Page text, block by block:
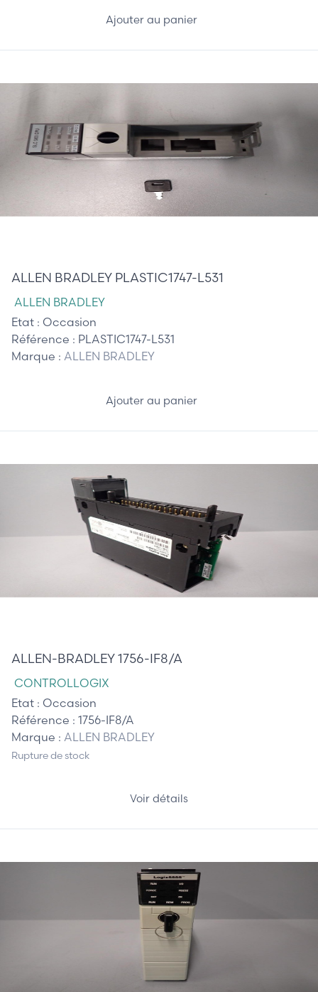
Ajouter au panier
ALLEN BRADLEY PLASTIC1747-L531
ALLEN BRADLEY
Etat : Occasion
Référence : PLASTIC1747-L531
Marque : ALLEN BRADLEY
Ajouter au panier
ALLEN-BRADLEY 1756-IF8/A
CONTROLLOGIX
Etat : Occasion
Référence : 1756-IF8/A
Marque : ALLEN BRADLEY
Rupture de stock
Voir détails